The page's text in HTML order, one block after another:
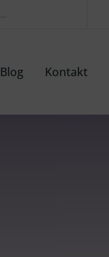
Blog Kontakt